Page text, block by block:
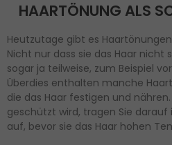
HAARTÖNUNG ALS
Heutzutage gibt es
Nicht nur dass sie das Haar nicht
sogar ja teilweise, zum Beispiel
Überdies enthalten manche
die das Haar festigen und
geschützt wird, tragen Sie
auf, bevor sie das Haar hohen